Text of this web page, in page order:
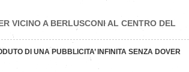
VICINO A BERLUSCONI AL CENTRO DEL
DI UNA PUBBLICITA’ INFINITA SENZA DOVER